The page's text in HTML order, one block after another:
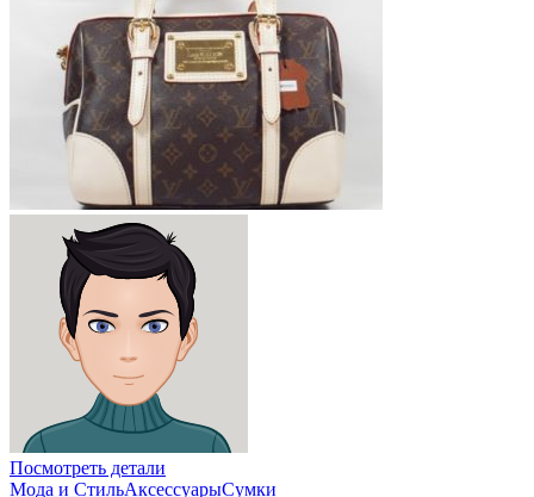
Посмотреть детали
Мода и СтильАксессуарыСумки